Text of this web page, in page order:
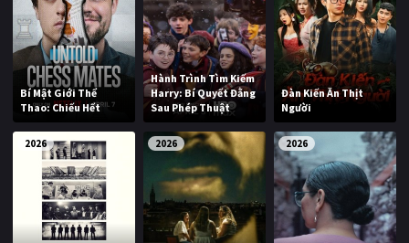
Bí Mật Giới Thể
Thao: Chiếu Hết
Hành Trình Tìm Kiếm
Harry: Bí Quyết Đằng
Sau Phép Thuật
Đàn Kiến Ăn Thịt
Người
2026 2026 2026